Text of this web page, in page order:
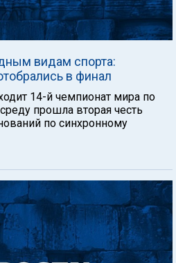
видам спорта:
в финал
14-й чемпионат мира по
прошла вторая честь
по синхронному